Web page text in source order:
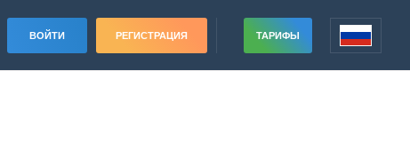
ВОЙТИ РЕГИСТРАЦИЯ ТАРИФЫ